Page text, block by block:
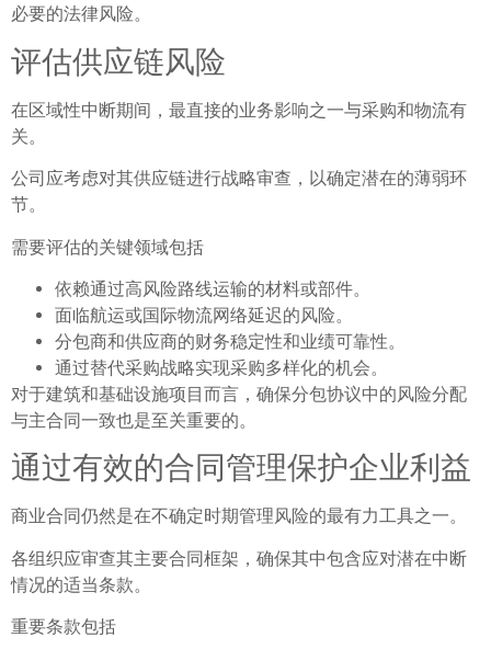
必要的法律风险。
评估供应链风险
在区域性中断期间，最直接的业务影响之一与采购和物流有
关。
公司应考虑对其供应链进行战略审查，以确定潜在的薄弱环
节。
需要评估的关键领域包括
依赖通过高风险路线运输的材料或部件。
面临航运或国际物流网络延迟的风险。
分包商和供应商的财务稳定性和业绩可靠性。
通过替代采购战略实现采购多样化的机会。
对于建筑和基础设施项目而言，确保分包协议中的风险分配
与主合同一致也是至关重要的。
通过有效的合同管理保护企业利益
商业合同仍然是在不确定时期管理风险的最有力工具之一。
各组织应审查其主要合同框架，确保其中包含应对潜在中断
情况的适当条款。
重要条款包括